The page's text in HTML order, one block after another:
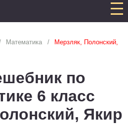
язык
6 7 9 10
Математика
Мерзляк, Полонский,
по
6 класс
Якир